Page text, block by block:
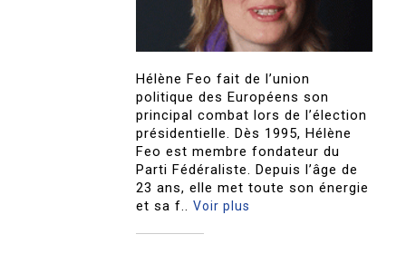
Hélène Feo fait de l’union
politique des Européens son
principal combat lors de l’élection
présidentielle. Dès 1995, Hélène
Feo est membre fondateur du
Parti Fédéraliste. Depuis l’âge de
23 ans, elle met toute son énergie
et sa f..Voir plus